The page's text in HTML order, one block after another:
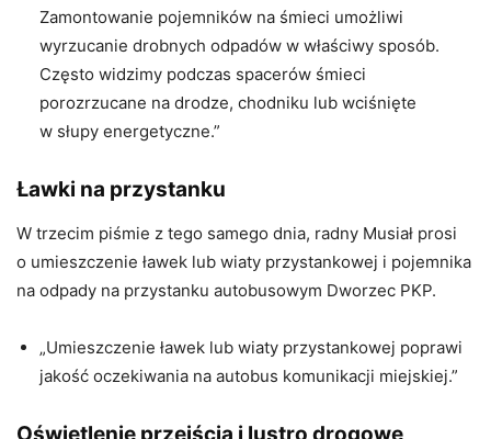
Zamontowanie pojemników na śmieci umożliwi
wyrzucanie drobnych odpadów w właściwy sposób.
Często widzimy podczas spacerów śmieci
porozrzucane na drodze, chodniku lub wciśnięte
w słupy energetyczne.”
Ławki na przystanku
W trzecim piśmie z tego samego dnia, radny Musiał prosi
o umieszczenie ławek lub wiaty przystankowej i pojemnika
na odpady na przystanku autobusowym Dworzec PKP.
„Umieszczenie ławek lub wiaty przystankowej poprawi
jakość oczekiwania na autobus komunikacji miejskiej.”